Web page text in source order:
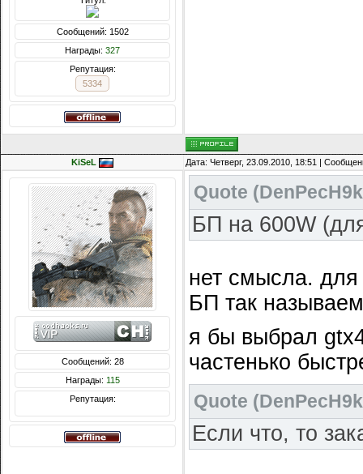
Сообщений: 1502
Награды: 327
Репутация:
5334
KiSeL Дата: Четверг, 23.09.2010, 18:51 |
Сообщений: 28
Награды: 115
Репутация:
Quote (DenPecH9k
БП на 600W
нет смысла. для
БП так
я бы выбрал
частенько
Quote (DenPecH9k
Если что, то